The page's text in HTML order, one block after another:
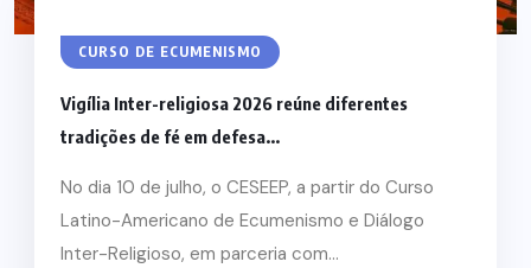
CURSO DE ECUMENISMO
Vigília Inter-religiosa 2026 reúne diferentes
tradições de fé em defesa...
No dia 10 de julho, o CESEEP, a partir do Curso
Latino-Americano de Ecumenismo e Diálogo
Inter-Religioso, em parceria com...